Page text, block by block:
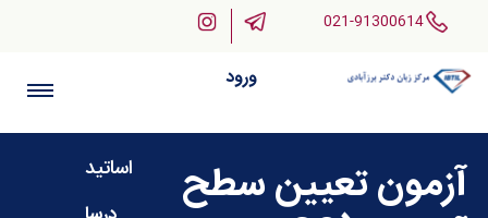
021-91300614
ورود
آزمون تعیین سطح
اساتید